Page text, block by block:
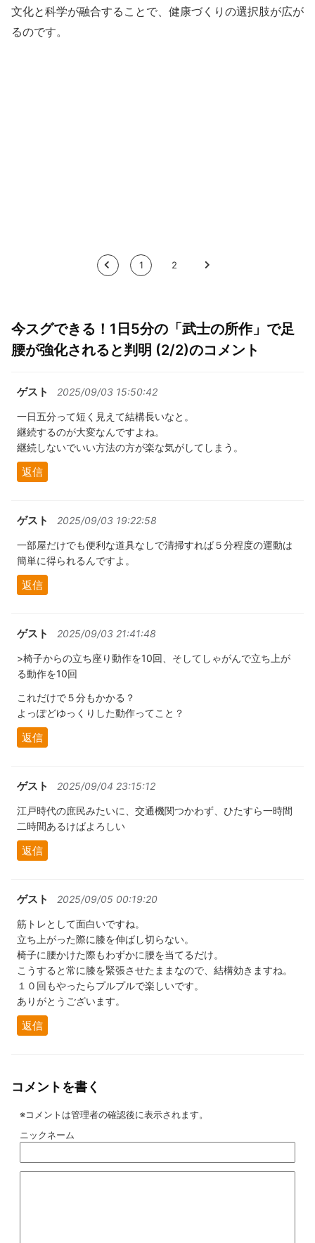
文化と科学が融合することで、健康づくりの選択肢が広が
るのです。
< 1 2 >
今スグできる！1日5分の「武士の所作」で足
腰が強化されると判明 (2/2)のコメント
ゲスト 2025/09/03 15:50:42
一日五分って短く見えて結構長いなと。
継続するのが大変なんですよね。
継続しないでいい方法の方が楽な気がしてしまう。
返信
ゲスト 2025/09/03 19:22:58
一部屋だけでも便利な道具なしで清掃すれば５分程度の運動は
簡単に得られるんですよ。
返信
ゲスト 2025/09/03 21:41:48
>椅子からの立ち座り動作を10回、そしてしゃがんで立ち上が
る動作を10回
これだけで５分もかかる？
よっぽどゆっくりした動作ってこと？
返信
ゲスト 2025/09/04 23:15:12
江戸時代の庶民みたいに、交通機関つかわず、ひたすら一時間
二時間あるけばよろしい
返信
ゲスト 2025/09/05 00:19:20
筋トレとして面白いですね。
立ち上がった際に膝を伸ばし切らない。
椅子に腰かけた際もわずかに腰を当てるだけ。
こうすると常に膝を緊張させたままなので、結構効きますね。
１０回もやったらプルプルで楽しいです。
ありがとうございます。
返信
コメントを書く
※コメントは管理者の確認後に表示されます。
ニックネーム